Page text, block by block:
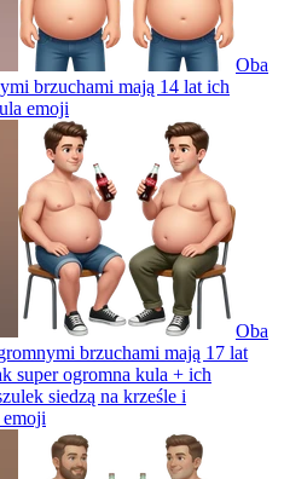
Oba
brzuchami mają 14 lat ich
emoji
Oba
brzuchami mają 17 lat
super ogromna kula + ich
siedzą na krześle i
emoji